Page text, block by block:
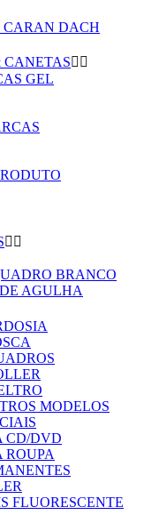
CARAN DACH
CANETAS 
GEL
 
BRANCO
AGULHA
MODELOS
CD/DVD
ROUPA
FLUORESCENTE